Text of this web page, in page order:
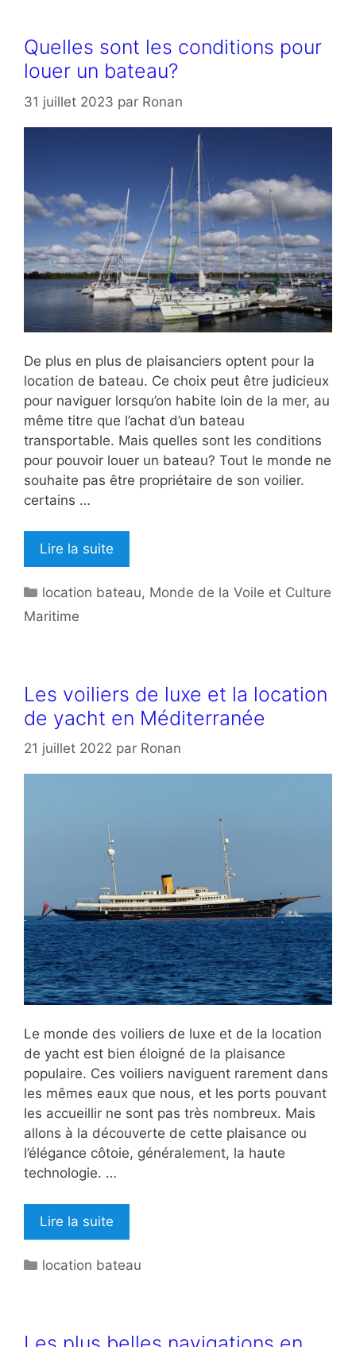
Quelles sont les conditions pour
louer un bateau?
31 juillet 2023 par Ronan
De plus en plus de plaisanciers optent pour la
location de bateau. Ce choix peut être judicieux
pour naviguer lorsqu’on habite loin de la mer, au
même titre que l’achat d’un bateau
transportable. Mais quelles sont les conditions
pour pouvoir louer un bateau? Tout le monde ne
souhaite pas être propriétaire de son voilier.
certains …
Lire la suite
Catégories
location bateau, Monde de la Voile et Culture
Maritime
Les voiliers de luxe et la location
de yacht en Méditerranée
21 juillet 2022 par Ronan
Le monde des voiliers de luxe et de la location
de yacht est bien éloigné de la plaisance
populaire. Ces voiliers naviguent rarement dans
les mêmes eaux que nous, et les ports pouvant
les accueillir ne sont pas très nombreux. Mais
allons à la découverte de cette plaisance ou
l’élégance côtoie, généralement, la haute
technologie. …
Lire la suite
Catégories
location bateau